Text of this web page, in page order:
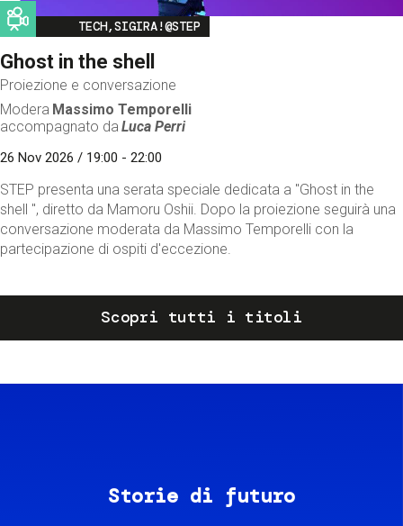
Image
TECH,SIGIRA!@STEP
Ghost in the shell
Proiezione e conversazione
Modera Massimo Temporelli
accompagnato da Luca Perri
26 Nov 2026 / 19:00 - 22:00
STEP presenta una serata speciale dedicata a "Ghost in the
shell ", diretto da Mamoru Oshii. Dopo la proiezione seguirà una
conversazione moderata da Massimo Temporelli con la
partecipazione di ospiti d'eccezione.
Scopri tutti i titoli
Storie di futuro